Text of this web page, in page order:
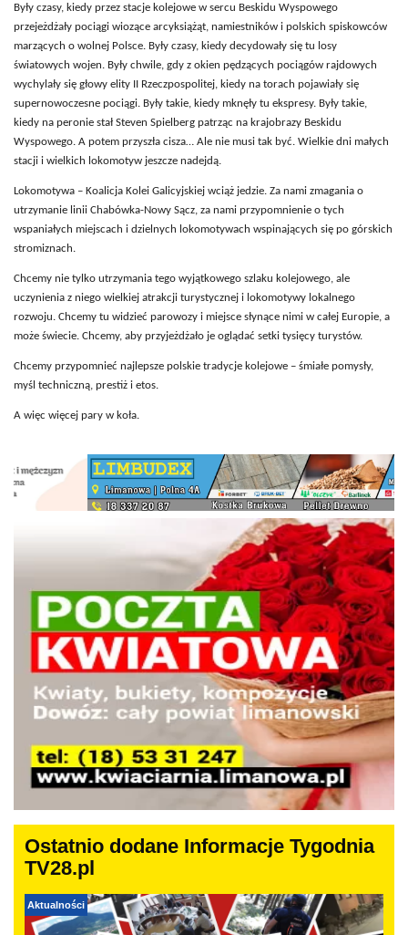
Były czasy, kiedy przez stacje kolejowe w sercu Beskidu Wyspowego
przejeżdżały pociągi wiozące arcyksiążąt, namiestników i polskich spiskowców
marzących o wolnej Polsce. Były czasy, kiedy decydowały się tu losy
światowych wojen. Były chwile, gdy z okien pędzących pociągów rajdowych
wychylały się głowy elity II Rzeczpospolitej, kiedy na torach pojawiały się
supernowoczesne pociągi. Były takie, kiedy mknęły tu ekspresy. Były takie,
kiedy na peronie stał Steven Spielberg patrząc na krajobrazy Beskidu
Wyspowego. A potem przyszła cisza… Ale nie musi tak być. Wielkie dni małych
stacji i wielkich lokomotyw jeszcze nadejdą.
Lokomotywa – Koalicja Kolei Galicyjskiej wciąż jedzie. Za nami zmagania o
utrzymanie linii Chabówka-Nowy Sącz, za nami przypomnienie o tych
wspaniałych miejscach i dzielnych lokomotywach wspinających się po górskich
stromiznach.
Chcemy nie tylko utrzymania tego wyjątkowego szlaku kolejowego, ale
uczynienia z niego wielkiej atrakcji turystycznej i lokomotywy lokalnego
rozwoju. Chcemy tu widzieć parowozy i miejsce słynące nimi w całej Europie, a
może świecie. Chcemy, aby przyjeżdżało je oglądać setki tysięcy turystów.
Chcemy przypomnieć najlepsze polskie tradycje kolejowe – śmiałe pomysły,
myśl techniczną, prestiż i etos.
A więc więcej pary w koła.
Ostatnio dodane Informacje Tygodnia
TV28.pl
Aktualności